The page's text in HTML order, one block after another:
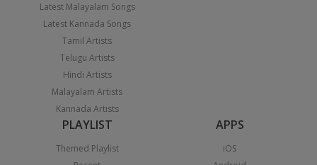
Latest Malayalam Songs
Latest Kannada Songs
Tamil Artists
Telugu Artists
Hindi Artists
Malayalam Artists
Kannada Artists
PLAYLIST
Themed Playlist
APPS
iOS